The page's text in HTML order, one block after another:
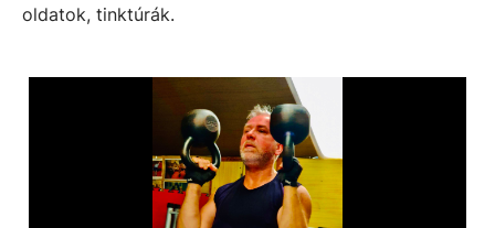
oldatok, tinktúrák.